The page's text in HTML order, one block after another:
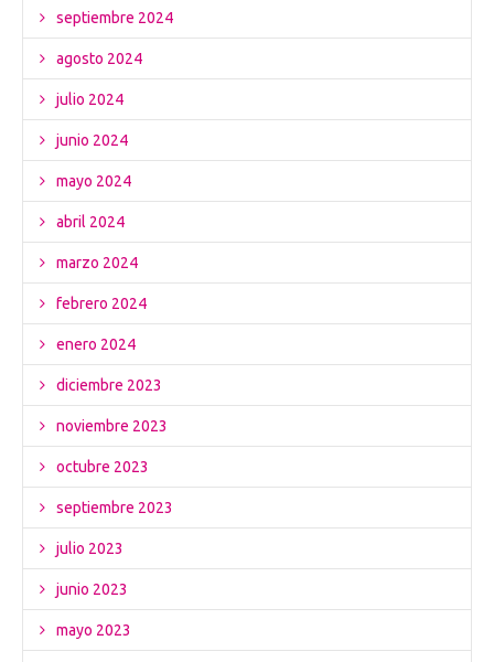
septiembre 2024
agosto 2024
julio 2024
junio 2024
mayo 2024
abril 2024
marzo 2024
febrero 2024
enero 2024
diciembre 2023
noviembre 2023
octubre 2023
septiembre 2023
julio 2023
junio 2023
mayo 2023